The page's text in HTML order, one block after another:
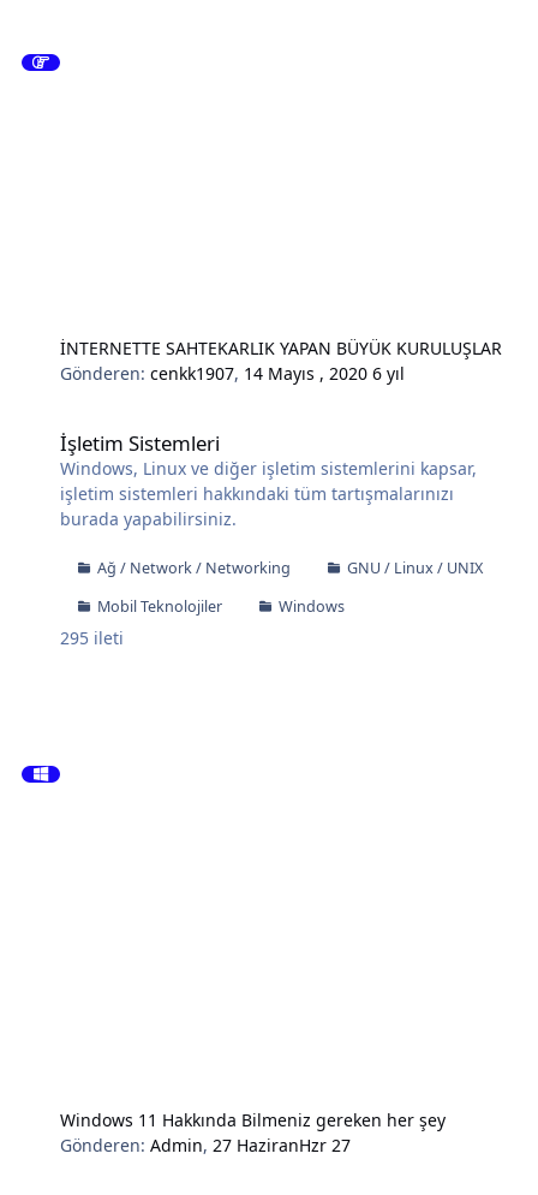
İNTERNETTE SAHTEKARLIK YAPAN BÜYÜK KURULUŞLAR
Gönderen:cenkk1907, 14 Mayıs , 20206 yıl
İşletim Sistemleri
Windows, Linux ve diğer işletim sistemlerini kapsar,
işletim sistemleri hakkındaki tüm tartışmalarınızı
burada yapabilirsiniz.
Ağ / Network / Networking
GNU / Linux / UNIX
Mobil Teknolojiler
Windows
295 ileti
Windows 11 Hakkında Bilmeniz gereken her şey
Gönderen:Admin, 27 HaziranHzr 27